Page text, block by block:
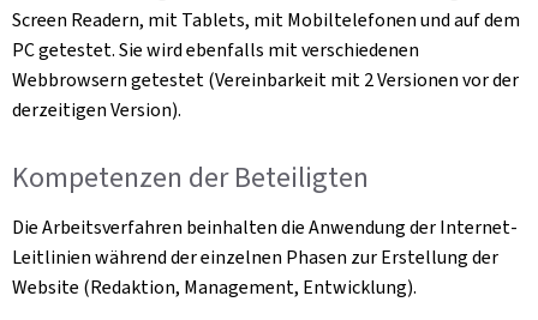
Screen Readern, mit Tablets, mit Mobiltelefonen und auf dem
PC getestet. Sie wird ebenfalls mit verschiedenen
Webbrowsern getestet (Vereinbarkeit mit 2 Versionen vor der
derzeitigen Version).
Kompetenzen der Beteiligten
Die Arbeitsverfahren beinhalten die Anwendung der Internet-
Leitlinien während der einzelnen Phasen zur Erstellung der
Website (Redaktion, Management, Entwicklung).